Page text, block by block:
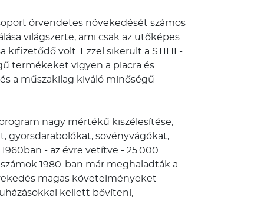
örvendetes növekedését számos
világszerte, ami csak az ütőképes
kifizetődő volt. Ezzel sikerült a STIHL-
termékeket vigyen a piacra és
a műszakilag kiváló minőségű
nagy mértékű kiszélesítése,
gyorsdarabolókat, sövényvágókat,
- az évre vetítve - 25.000
1980-ban már meghaladták a
magas követelményeket
kellett bővíteni,